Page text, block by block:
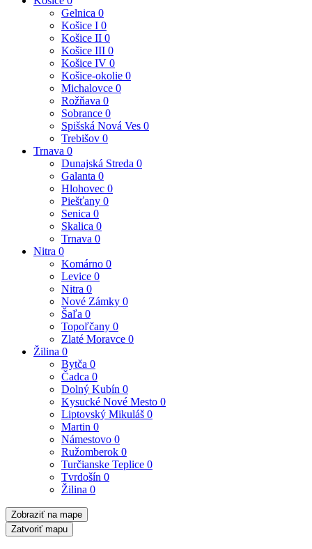
Košice0
Gelnica0
Košice I0
Košice II0
Košice III0
Košice IV0
Košice-okolie0
Michalovce0
Rožňava0
Sobrance0
Spišská Nová Ves0
Trebišov0
Trnava0
Dunajská Streda0
Galanta0
Hlohovec0
Piešťany0
Senica0
Skalica0
Trnava0
Nitra0
Komárno0
Levice0
Nitra0
Nové Zámky0
Šaľa0
Topoľčany0
Zlaté Moravce0
Žilina0
Bytča0
Čadca0
Dolný Kubín0
Kysucké Nové Mesto0
Liptovský Mikuláš0
Martin0
Námestovo0
Ružomberok0
Turčianske Teplice0
Tvrdošín0
Žilina0
Zobraziť na mape
Zatvoriť mapu